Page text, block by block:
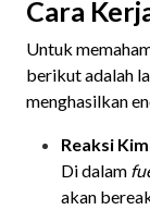
Cara
Untuk
berikut adalah
menghasilkan
Reaksi
Di dalam
akan